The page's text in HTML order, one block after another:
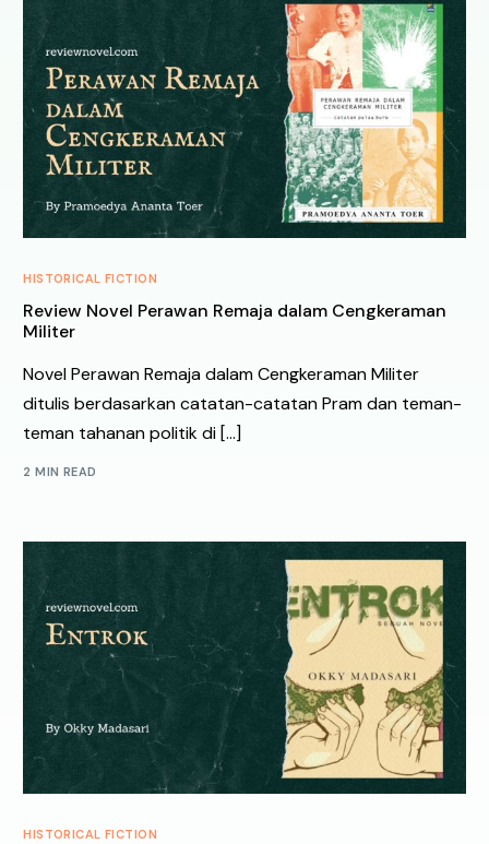
HISTORICAL FICTION
Review Novel Perawan Remaja dalam Cengkeraman
Militer
Novel Perawan Remaja dalam Cengkeraman Militer
ditulis berdasarkan catatan-catatan Pram dan teman-
teman tahanan politik di […]
2 MIN READ
HISTORICAL FICTION